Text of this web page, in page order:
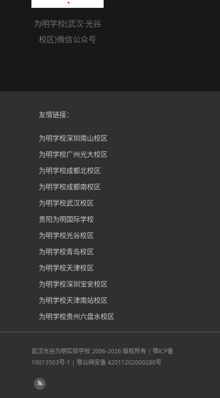
友情链接：
为明学校深圳南山校区
为明学校广州光大校区
为明学校成都北校区
为明学校成都南校区
为明学校武汉校区
贵阳为明国际学校
为明学校光谷校区
为明学校青岛校区
为明学校天津校区
为明学校深圳宝安校区
为明学校天津南站校区
为明学校贵州六盘水校区